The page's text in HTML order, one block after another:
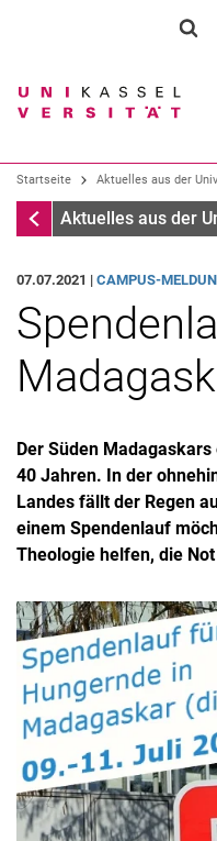
Kontakt
Startseite Aktuelles aus der
Startseite
Aktuelles aus der
07.07.2021 | CAMPUS-
Der Süden
40 Jahren. In der
Landes fällt der Regen
einem Spendenlauf
Theologie helfen, die